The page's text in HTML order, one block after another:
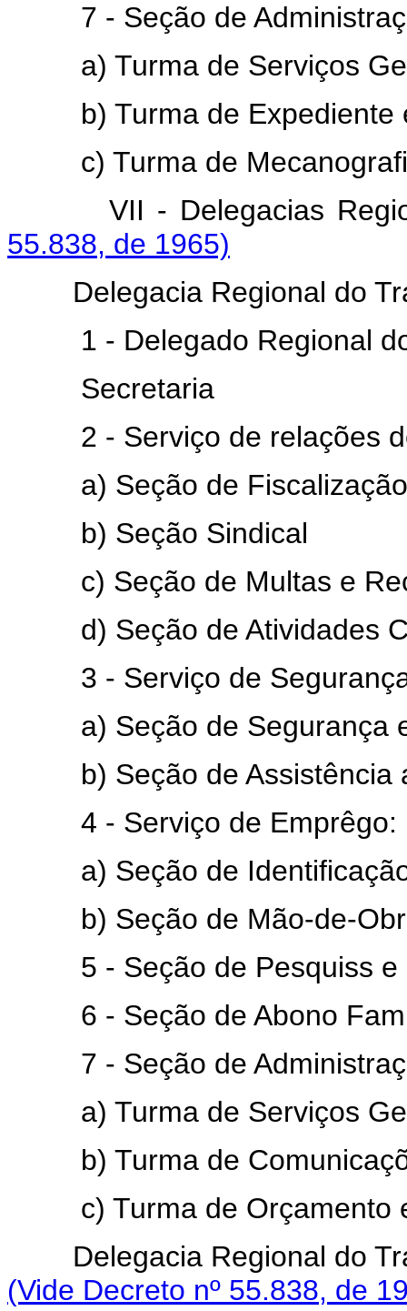
7 - Seção de
a) Turma de Serviços
b) Turma de Expediente
c) Turma de
VII - Delegacias
55.838, de 1965)
Delegacia Regional do
1 - Delegado Regional do
Secretaria
2 - Serviço de relações
a) Seção de Fiscalização
b) Seção Sindical
c) Seção de Multas e
d) Seção de Atividades
3 - Serviço de Segurança
a) Seção de Segurança e
b) Seção de Assistência
4 - Serviço de Emprêgo:
a) Seção de Identificação
b) Seção de Mão-de-Obra
5 - Seção de Pesquiss e
6 - Seção de Abono
7 - Seção de
a) Turma de Serviços
b) Turma de
c) Turma de Orçamento e
Delegacia Regional do
(Vide Decreto nº 55.838, de